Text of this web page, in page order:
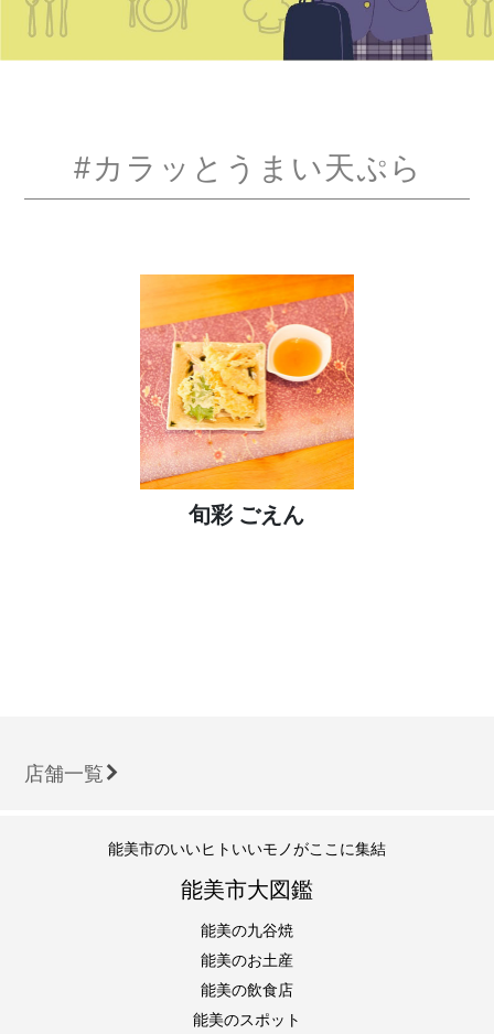
#カラッとうまい天ぷら
旬彩 ごえん
店舗一覧
能美市のいいヒトいいモノがここに集結
能美市大図鑑
能美の九谷焼
能美のお土産
能美の飲食店
能美のスポット